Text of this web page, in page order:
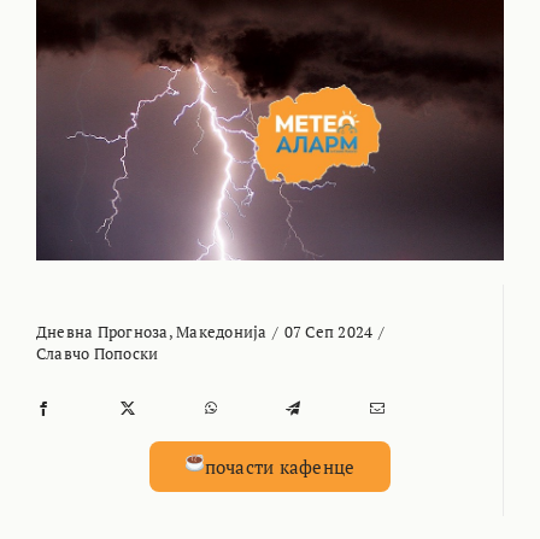
Дневна Прогноза,Македонија / 07 Сеп 2024 /
Славчо Попоски
почасти кафенце